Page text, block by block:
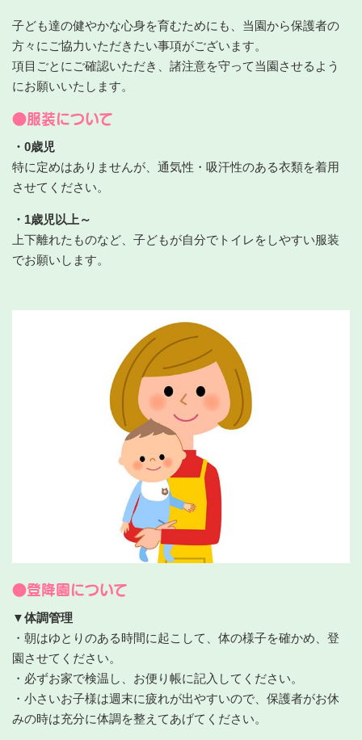
子ども達の健やかな心身を育むためにも、当園から保護者の
方々にご協力いただきたい事項がございます。
項目ごとにご確認いただき、諸注意を守って当園させるよう
にお願いいたします。
●服装について
・0歳児
特に定めはありませんが、通気性・吸汗性のある衣類を着用
させてください。
・1歳児以上～
上下離れたものなど、子どもが自分でトイレをしやすい服装
でお願いします。
●登降園について
▼体調管理
・朝はゆとりのある時間に起こして、体の様子を確かめ、登
園させてください。
・必ずお家で検温し、お便り帳に記入してください。
・小さいお子様は週末に疲れが出やすいので、保護者がお休
みの時は充分に体調を整えてあげてください。